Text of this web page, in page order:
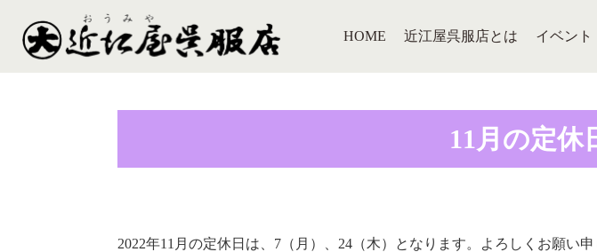
HOME 近江屋呉服店とは イベント
11月の定休
2022年11月の定休日は、7（月）、24（木）となります。よろしくお願い申